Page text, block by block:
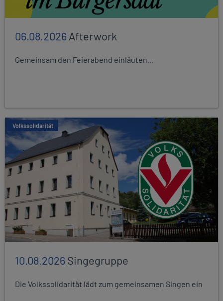
06.08.2026Afterwork
Gemeinsam den Feierabend einläuten...
Volkssolidarität
10.08.2026Singegruppe
Die Volkssolidarität lädt zum gemeinsamen Singen ein